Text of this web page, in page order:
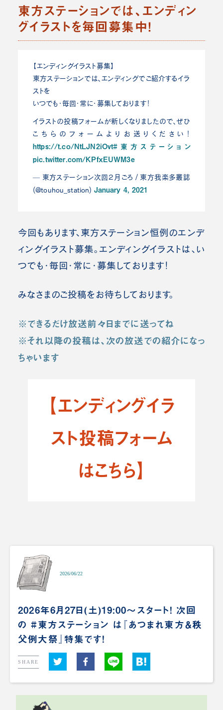
東方ステーションでは、エンディン
グイラストを毎回募集中！
【エンディングイラスト募集】
東方ステーションでは、エンディングでご紹介するイラ
ストを
いつでも・毎回・常に・募集しております！
イラストの投稿フォームが新しくなりましたので、ぜひ
こちらのフォームよりお送りください！
https://t.co/NtLJN2iOvt#東方ステーション
pic.twitter.com/KPfxEUWM3e
— 東方ステーション次回２月ごろ / 東方我楽多叢誌
(@touhou_station) January 4, 2021
今回もあります、東方ステーション恒例のエンデ
ィングイラスト募集。エンディングイラストは、い
つでも・毎回・常に・募集しております！
みなさまのご投稿をお待ちしております。
※できるだけ放送前々日までに送ってね
※それ以降の投稿は、次の放送での紹介になっ
ちゃいます
【エンディングイラ
スト投稿フォーム
はこちら】
2026/06/22
2026年6月27日(土)19:00～スタート！ 次回
の #東方ステーション は『あつまれ東方＆秩
父例大祭』特集です！
SHARE